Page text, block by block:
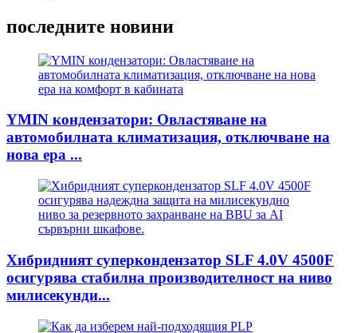
последните новини
YMIN кондензатори: Овластяване на
автомобилната климатизация, отключване на
нова ера ...
Хибридният суперкондензатор SLF 4.0V 4500F
осигурява стабилна производителност на ниво
милисекунди...